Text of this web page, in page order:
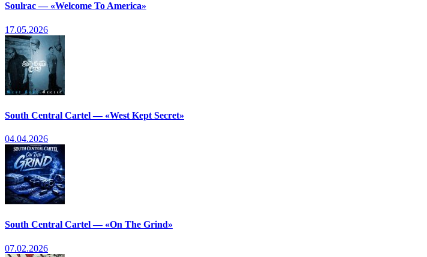
Soulrac — «Welcome To America»
17.05.2026
South Central Cartel — «West Kept Secret»
04.04.2026
South Central Cartel — «On The Grind»
07.02.2026